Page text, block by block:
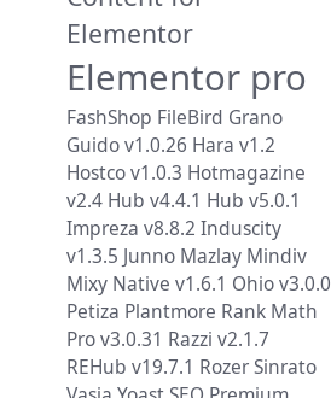
Elementor
Elementor pro
FashShop FileBird Grano
Guido v1.0.26 Hara v1.2
Hostco v1.0.3 Hotmagazine
v2.4 Hub v4.4.1 Hub v5.0.1
Impreza v8.8.2 Induscity
v1.3.5 Junno Mazlay Mindiv
Mixy Native v1.6.1 Ohio v3.0.0
Petiza Plantmore Rank Math
Pro v3.0.31 Razzi v2.1.7
REHub v19.7.1 RozerSinrato